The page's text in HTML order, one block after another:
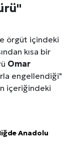
örgüt içindeki
kısa bir
Omar
engellendiği"
içeriğindeki
Anadolu